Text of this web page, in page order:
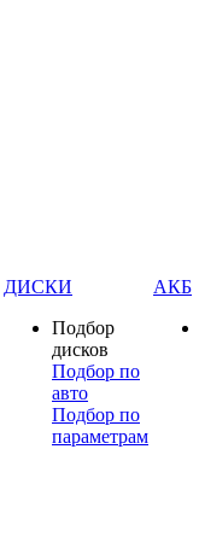
ДИСКИ
Подбор
дисков
Подбор по
авто
Подбор по
параметрам
АКБ